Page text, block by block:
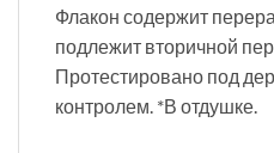
Флакон содержит
подлежит вторичной
Протестировано под
контролем. *В отдушке.